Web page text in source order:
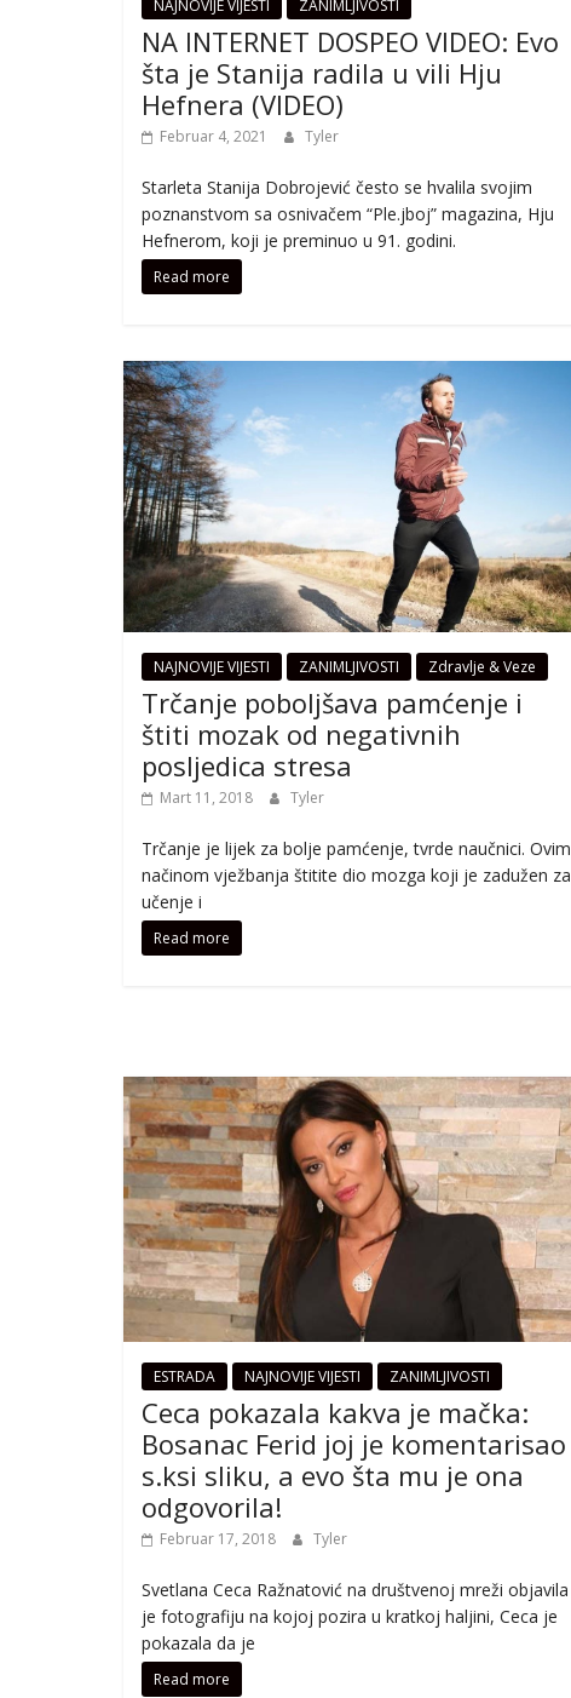
NAJNOVIJE VIJESTI ZANIMLJIVOSTI
NA INTERNET DOSPEO VIDEO: Evo
šta je Stanija radila u vili Hju
Hefnera (VIDEO)
Februar 4, 2021 Tyler
Starleta Stanija Dobrojević često se hvalila svojim
poznanstvom sa osnivačem “Ple.jboj” magazina, Hju
Hefnerom, koji je preminuo u 91. godini.
Read more
NAJNOVIJE VIJESTI ZANIMLJIVOSTI Zdravlje & Veze
Trčanje poboljšava pamćenje i
štiti mozak od negativnih
posljedica stresa
Mart 11, 2018 Tyler
Trčanje je lijek za bolje pamćenje, tvrde naučnici. Ovim
načinom vježbanja štitite dio mozga koji je zadužen za
učenje i
Read more
ESTRADA NAJNOVIJE VIJESTI ZANIMLJIVOSTI
Ceca pokazala kakva je mačka:
Bosanac Ferid joj je komentarisao
s.ksi sliku, a evo šta mu je ona
odgovorila!
Februar 17, 2018 Tyler
Svetlana Ceca Ražnatović na društvenoj mreži objavila
je fotografiju na kojoj pozira u kratkoj haljini, Ceca je
pokazala da je
Read more